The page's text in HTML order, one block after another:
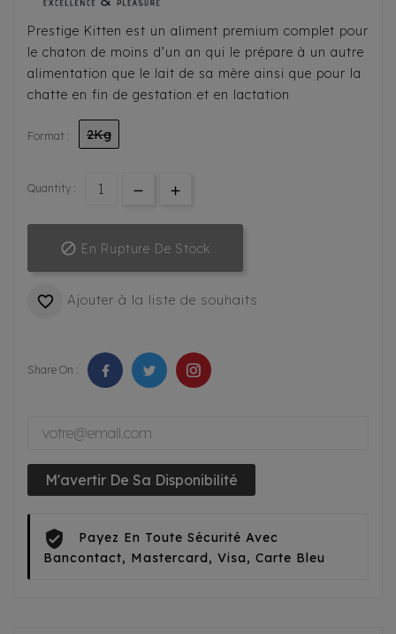
Prestige Kitten est un aliment premium complet pour
le chaton de moins d’un an qui le prépare à un autre
alimentation que le lait de sa mère ainsi que pour la
chatte en fin de gestation et en lactation
Format : 2Kg
Quantity :
 En Rupture De Stock
 Ajouter à la liste de souhaits
Share On :
M'avertir De Sa Disponibilité
Payez En Toute Sécurité Avec
Bancontact, Mastercard, Visa, Carte Bleu